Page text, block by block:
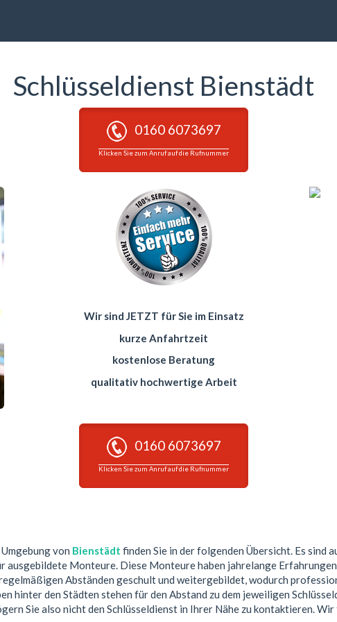
Schlüsseldienst Bienstädt
0160 6073697
Klicken Sie zum Anruf auf die Rufnummer
Wir sind JETZT für Sie im Einsatz
kurze Anfahrtzeit
kostenlose Beratung
qualitativ hochwertige Arbeit
0160 6073697
Klicken Sie zum Anruf auf die Rufnummer
von Bienstädt finden Sie in der folgenden Übersicht. Es sind
ausgebildete Monteure. Diese Monteure haben jahrelange
Abständen geschult und weitergebildet, wodurch
hinter den Städten stehen für den Abstand zu dem jeweiligen
Sie also nicht den Schlüsseldienst in Ihrer Nähe zu kontaktieren.